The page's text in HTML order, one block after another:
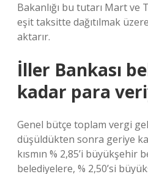
Bakanlığı bu tutarı Mart ve
eşit taksitte dağıtılmak
aktarır.
İller Bankası
kadar para
Genel bütçe toplam vergi
düşüldükten sonra geriye
kısmın % 2,85’i büyükşehir
belediyelere, % 2,50’si